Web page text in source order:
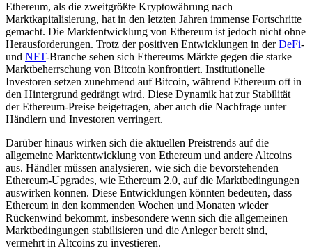
Ethereum, als die zweitgrößte Kryptowährung nach
Marktkapitalisierung, hat in den letzten Jahren immense Fortschritte
gemacht. Die Marktentwicklung von Ethereum ist jedoch nicht ohne
Herausforderungen. Trotz der positiven Entwicklungen in derDeFi-
und NFT-Branche sehen sich Ethereums Märkte gegen die starke
Marktbeherrschung von Bitcoin konfrontiert. Institutionelle
Investoren setzen zunehmend auf Bitcoin, während Ethereum oft in
den Hintergrund gedrängt wird. Diese Dynamik hat zur Stabilität
der Ethereum-Preise beigetragen, aber auch die Nachfrage unter
Händlern und Investoren verringert.
Darüber hinaus wirken sich die aktuellen Preistrends auf die
allgemeine Marktentwicklung von Ethereum und andere Altcoins
aus. Händler müssen analysieren, wie sich die bevorstehenden
Ethereum-Upgrades, wie Ethereum 2.0, auf die Marktbedingungen
auswirken können. Diese Entwicklungen könnten bedeuten, dass
Ethereum in den kommenden Wochen und Monaten wieder
Rückenwind bekommt, insbesondere wenn sich die allgemeinen
Marktbedingungen stabilisieren und die Anleger bereit sind,
vermehrt in Altcoins zu investieren.